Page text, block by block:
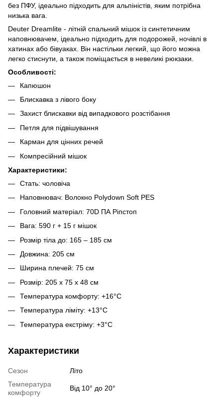
без ПФУ, ідеально підходить для альпіністів, яким потрібна
низька вага.
Deuter Dreamlite - літній спальний мішок із синтетичним
наповнювачем, ідеально підходить для подорожей, ночівлі в
хатинах або бівуаках. Він настільки легкий, що його можна
легко стиснути, а також поміщається в невеликі рюкзаки.
Особливості:
Капюшон
Блискавка з лівого боку
Захист блискавки від випадкового розстібання
Петля для підвішування
Карман для цінних речей
Компресійний мішок
Характеристики:
Стать: чоловіча
Наповнювач: Волокно Polydown Soft PES
Головний матеріал: 70D ПА Ріпстоп
Вага: 590 г + 15 г мішок
Розмір тіла до: 165 – 185 см
Довжина: 205 см
Ширина плечей: 75 см
Розмір: 205 x 75 x 48 см
Температура комфорту: +16°C
Температура ліміту: +13°C
Температура екстріму: +3°C
Характеристики
Сезон
Літо
Температура
комфорту
Від 10° до 20°